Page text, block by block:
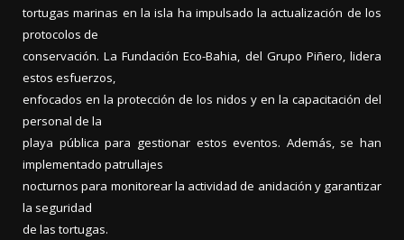
tortugas marinas en la isla ha impulsado la actualización de los
protocolos de
conservación. La Fundación Eco-Bahia, del Grupo Piñero, lidera
estos esfuerzos,
enfocados en la protección de los nidos y en la capacitación del
personal de la
playa pública para gestionar estos eventos. Además, se han
implementado patrullajes
nocturnos para monitorear la actividad de anidación y garantizar
la seguridad
de las tortugas.